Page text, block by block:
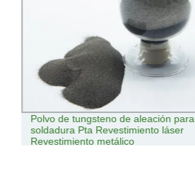
Polvo de tungsteno de aleación para
soldadura Pta Revestimiento láser
Revestimiento metálico